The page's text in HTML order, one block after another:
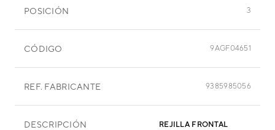
POSICIÓN 3
CÓDIGO 9AGF04651
REF. FABRICANTE 9385985056
DESCRIPCIÓN REJILLA FRONTAL